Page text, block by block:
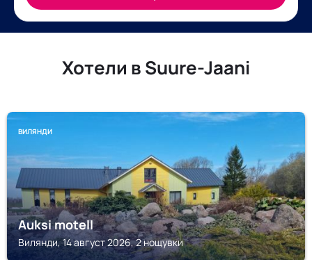
Хотели в Suure-Jaani
ВИЛЯНДИ
Auksi motell
Вилянди, 14 август 2026, 2 нощувки